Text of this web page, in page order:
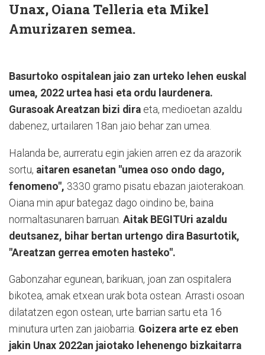
Unax, Oiana Telleria eta Mikel
Amurizaren semea.
Basurtoko ospitalean jaio zan urteko lehen euskal
umea, 2022 urtea hasi eta ordu laurdenera.
Gurasoak Areatzan bizi dira eta, medioetan azaldu
dabenez, urtailaren 18an jaio behar zan umea.
Halanda be, aurreratu egin jakien arren ez da arazorik
sortu, aitaren esanetan "umea oso ondo dago,
fenomeno", 3330 gramo pisatu ebazan jaioterakoan.
Oiana min apur bategaz dago oindino be, baina
normaltasunaren barruan. Aitak BEGITUri azaldu
deutsanez, bihar bertan urtengo dira Basurtotik,
"Areatzan gerrea emoten hasteko".
Gabonzahar egunean, barikuan, joan zan ospitalera
bikotea, amak etxean urak bota ostean. Arrasti osoan
dilatatzen egon ostean, urte barrian sartu eta 16
minutura urten zan jaiobarria. Goizera arte ez eben
jakin Unax 2022an jaiotako lehenengo bizkaitarra